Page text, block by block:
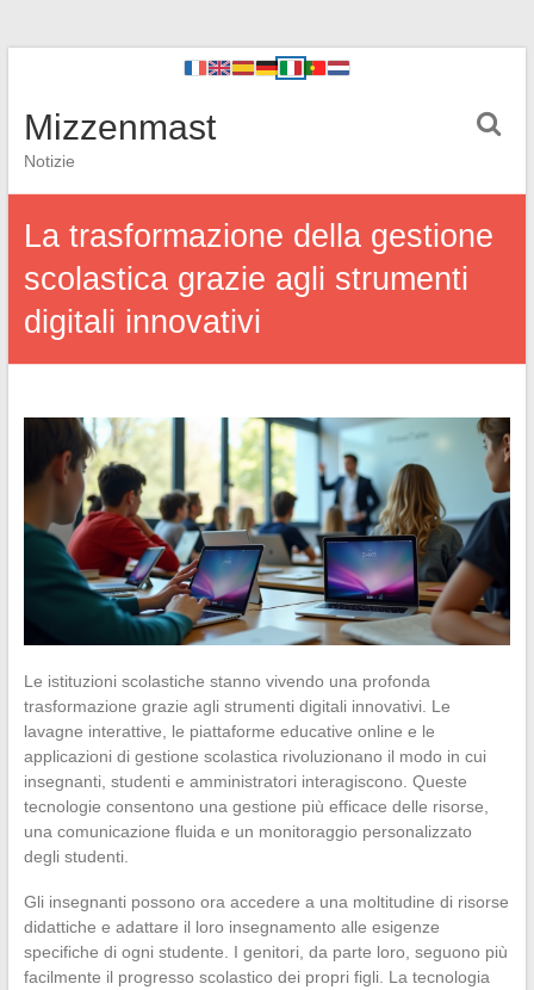
Mizzenmast
Notizie
La trasformazione della gestione
scolastica grazie agli strumenti
digitali innovativi
Le istituzioni scolastiche stanno vivendo una profonda
trasformazione grazie agli strumenti digitali innovativi. Le
lavagne interattive, le piattaforme educative online e le
applicazioni di gestione scolastica rivoluzionano il modo in cui
insegnanti, studenti e amministratori interagiscono. Queste
tecnologie consentono una gestione più efficace delle risorse,
una comunicazione fluida e un monitoraggio personalizzato
degli studenti.
Gli insegnanti possono ora accedere a una moltitudine di risorse
didattiche e adattare il loro insegnamento alle esigenze
specifiche di ogni studente. I genitori, da parte loro, seguono più
facilmente il progresso scolastico dei propri figli. La tecnologia